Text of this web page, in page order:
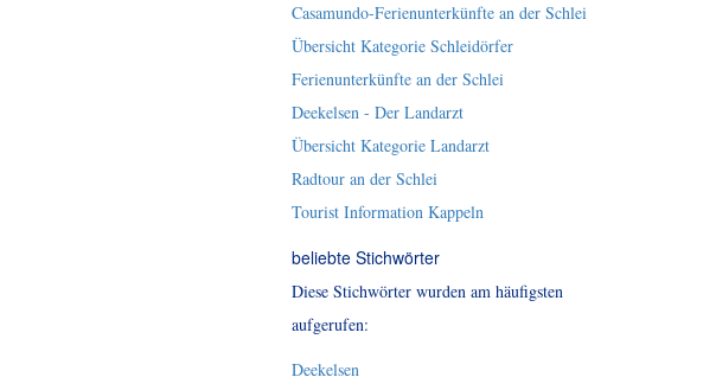
Casamundo-Ferienunterkünfte an der Schlei
Übersicht Kategorie Schleidörfer
Ferienunterkünfte an der Schlei
Deekelsen - Der Landarzt
Übersicht Kategorie Landarzt
Radtour an der Schlei
Tourist Information Kappeln
beliebte Stichwörter
Diese Stichwörter wurden am häufigsten
aufgerufen:
Deekelsen